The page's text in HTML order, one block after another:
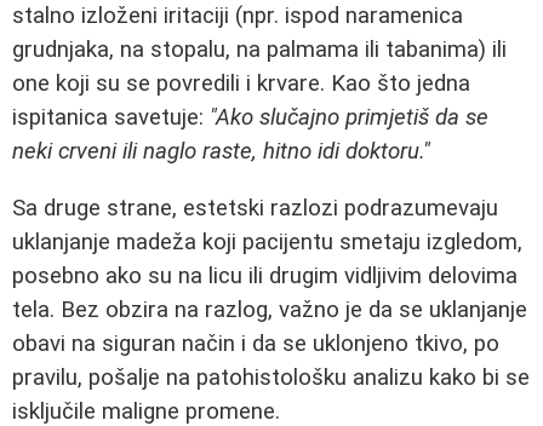
stalno izloženi iritaciji (npr. ispod naramenica
grudnjaka, na stopalu, na palmama ili tabanima) ili
one koji su se povredili i krvare. Kao što jedna
ispitanica savetuje: "Ako slučajno primjetiš da se
neki crveni ili naglo raste, hitno idi doktoru."
Sa druge strane, estetski razlozi podrazumevaju
uklanjanje madeža koji pacijentu smetaju izgledom,
posebno ako su na licu ili drugim vidljivim delovima
tela. Bez obzira na razlog, važno je da se uklanjanje
obavi na siguran način i da se uklonjeno tkivo, po
pravilu, pošalje na patohistološku analizu kako bi se
isključile maligne promene.